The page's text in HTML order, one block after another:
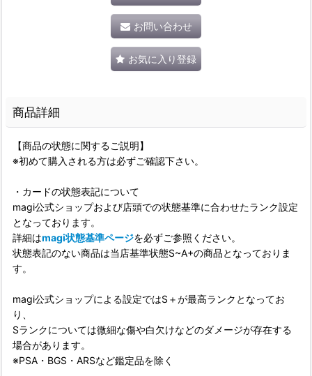
お問い合わせ
お気に入り登録
商品詳細
【商品の状態に関するご説明】
※初めて購入される方は必ずご確認下さい。
・カードの状態表記について
magi公式ショップおよび店頭での状態基準に合わせたランク設定
となっております。
詳細はmagi状態基準ページを必ずご参照ください。
状態表記のない商品は当店基準状態S~A+の商品となっておりま
す。
magi公式ショップによる設定ではS＋が最高ランクとなってお
り、
Sランクについては微細な傷や白欠けなどのダメージが存在する
場合があります。
※PSA・BGS・ARSなど鑑定品を除く